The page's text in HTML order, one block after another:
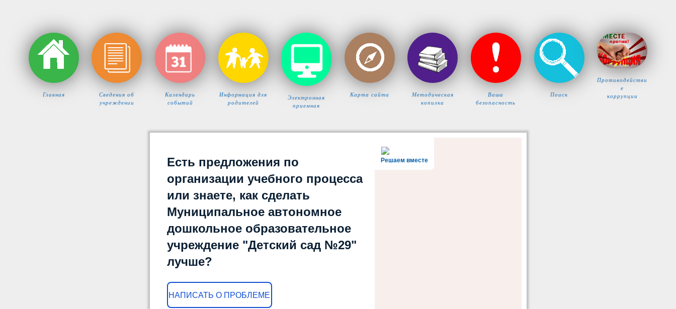
Главная
Сведения об
учреждении
Календарь
событий
Информация для
родителей
Электронная
приемная
Карта сайта
Методическая
копилка
Ваша
безопасность
Поиск
Противодействи
е
коррупции
Решаем вместе
Есть предложения по
организации учебного процесса
или знаете, как сделать
Муниципальное автономное
дошкольное образовательное
учреждение "Детский сад №29"
лучше?
НАПИСАТЬ О ПРОБЛЕМЕ